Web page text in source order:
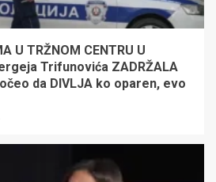
Sve manje vremena deli nas od
novog bokserskog spektakla
Cvitanović i Veljko Ražnatović
predvode Balkan Boxing 11!
U TRŽNOM CENTRU U
Trifunovića ZADRŽALA
da DIVLJA ko oparen, evo